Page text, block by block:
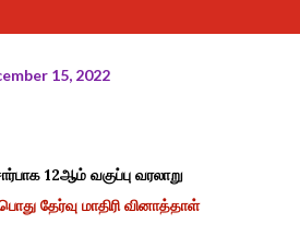
15, 2022
12ஆம் வகுப்பு வரலாறு
தேர்வு மாதிரி வினாத்தாள்